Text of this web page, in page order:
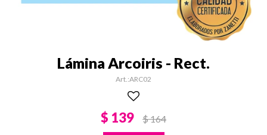
Lámina Arcoiris - Rect.
ARC02
$ 139 $164